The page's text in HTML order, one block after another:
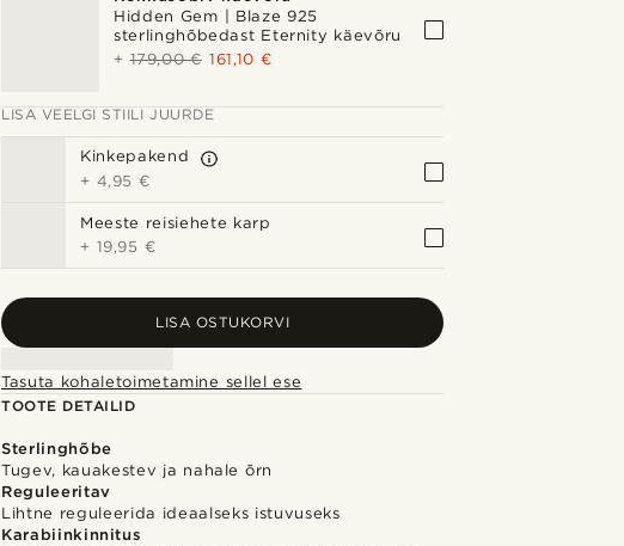
Hidden Gem | Blaze 925
sterlinghõbedast Eternity käevõru
+179,00 € 161,10 €
LISA VEELGI STIILI JUURDE
Kinkepakend
+ 4,95 €
Meeste reisiehete karp
+ 19,95 €
LISA OSTUKORVI
Tasuta kohaletoimetamine sellel ese
TOOTE DETAILID
Sterlinghõbe
Tugev, kauakestev ja nahale õrn
Reguleeritav
Lihtne reguleerida ideaalseks istuvuseks
Karabiinkinnitus